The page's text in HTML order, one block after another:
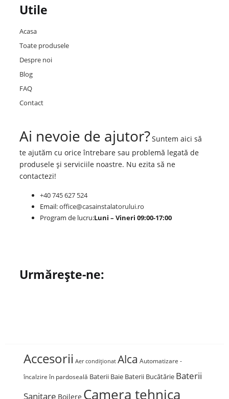
Utile
Acasa
Toate produsele
Despre noi
Blog
FAQ
Contact
Ai nevoie de ajutor?Suntem aici să
te ajutăm cu orice întrebare sau problemă legată de
produsele și serviciile noastre. Nu ezita să ne
contactezi!
+40 745 627 524
Email:office@casainstalatorului.ro
Program de lucru:Luni – Vineri 09:00-17:00
Urmărește-ne:
Accesorii Aer condiționat Alca Automatizare -
încalzire în pardoseală Baterii Baie Baterii Bucătărie Baterii
Sanitare Boilere Camera tehnica